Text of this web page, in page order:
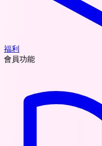
福利
會員功能